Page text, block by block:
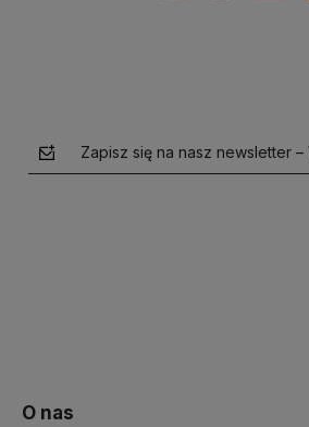
Zapisz się na nasz newsletter
O nas